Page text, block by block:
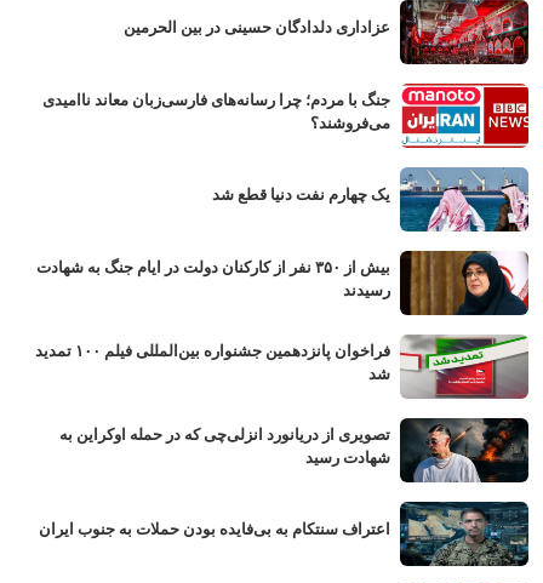
عزاداری دلدادگان حسینی در بین الحرمین
جنگ با مردم؛ چرا رسانه‌های فارسی‌زبان معاند ناامیدی
می‌فروشند؟
یک چهارم نفت دنیا قطع شد
بیش از ۳۵۰ نفر از کارکنان دولت در ایام جنگ به شهادت
رسیدند
فراخوان پانزدهمین جشنواره بین‌المللی فیلم ۱۰۰ تمدید
شد
تصویری از دریانورد انزلی‌چی که در حمله اوکراین به
شهادت رسید
اعتراف سنتکام به بی‌فایده بودن حملات به جنوب ایران